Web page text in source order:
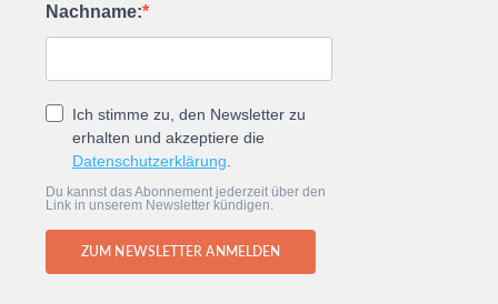
Nachname:
Ich stimme zu, den Newsletter zu
erhalten und akzeptiere die
Datenschutzerklärung
Du kannst das Abonnement jederzeit über den
Link in unserem Newsletter kündigen.
ZUM NEWSLETTER ANMELDEN